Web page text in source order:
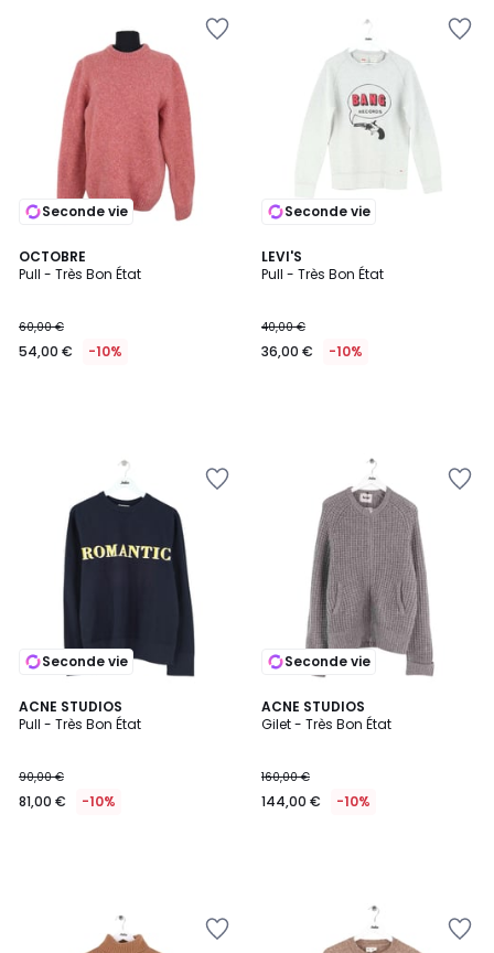
Seconde vie
OCTOBRE
Pull - Très Bon État
60,00 €
54,00 € -10%
Seconde vie
LEVI'S
Pull - Très Bon État
40,00 €
36,00 € -10%
Seconde vie
ACNE STUDIOS
Pull - Très Bon État
90,00 €
81,00 € -10%
Seconde vie
ACNE STUDIOS
Gilet - Très Bon État
160,00 €
144,00 € -10%